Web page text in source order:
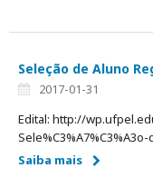
Seleção de Aluno
2017-01-31
Edital: http://
Saiba mais